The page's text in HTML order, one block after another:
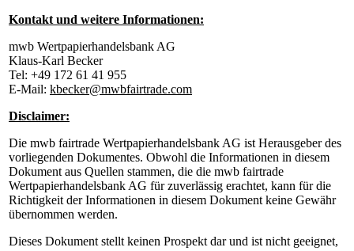
Kontakt und weitere Informationen:
mwb Wertpapierhandelsbank AG
Klaus-Karl Becker
Tel: +49 172 61 41 955
E-Mail: kbecker@mwbfairtrade.com
Disclaimer:
Die mwb fairtrade Wertpapierhandelsbank AG ist Herausgeber des
vorliegenden Dokumentes. Obwohl die Informationen in diesem
Dokument aus Quellen stammen, die die mwb fairtrade
Wertpapierhandelsbank AG für zuverlässig erachtet, kann für die
Richtigkeit der Informationen in diesem Dokument keine Gewähr
übernommen werden.
Dieses Dokument stellt keinen Prospekt dar und ist nicht geeignet,